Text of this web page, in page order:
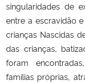
singularidades de
entre a escravidão
crianças Nascidas
das crianças,
foram
famílias próprias,